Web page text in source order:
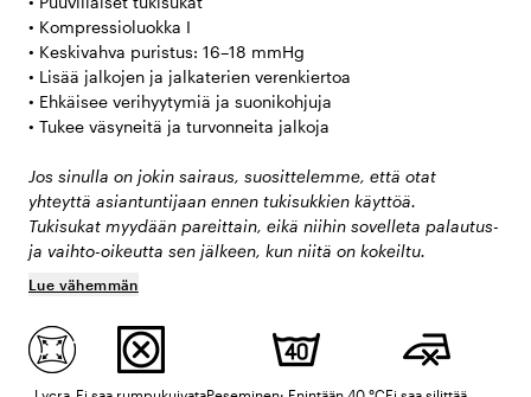
• Kompressioluokka I
• Keskivahva puristus: 16–18 mmHg
• Lisää jalkojen ja jalkaterien verenkiertoa
• Ehkäisee verihyytymiä ja suonikohjuja
• Tukee väsyneitä ja turvonneita jalkoja
Jos sinulla on jokin sairaus, suosittelemme, että otat
yhteyttä asiantuntijaan ennen tukisukkien käyttöä.
Tukisukat myydään pareittain, eikä niihin sovelleta palautus-
ja vaihto-oikeutta sen jälkeen, kun niitä on kokeiltu.
Lue vähemmän